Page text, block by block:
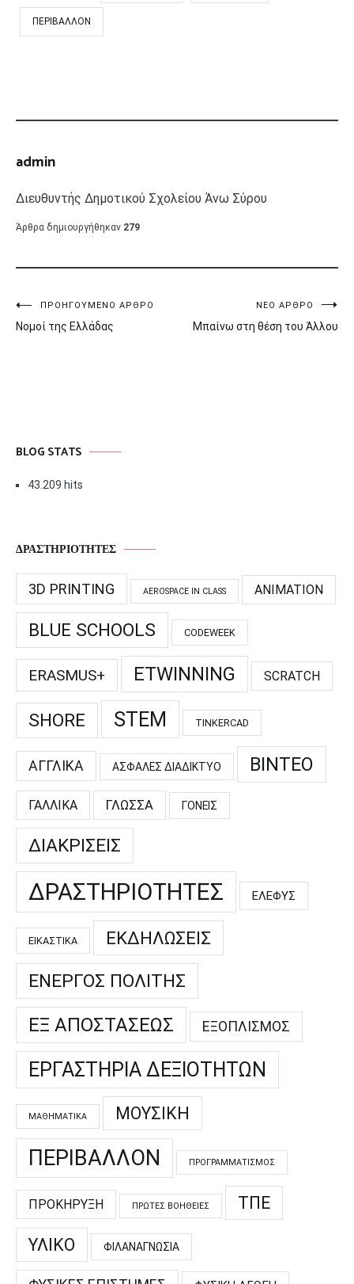
ΠΕΡΙΒΆΛΛΟΝ
admin
Διευθυντής Δημοτικού Σχολείου Άνω Σύρου
Άρθρα δημιουργήθηκαν 279
Πλοήγηση
άρθρων
ΠΡΟΗΓΟΎΜΕΝΟ ΆΡΘΡΟ
Νομοί της Ελλάδας
ΝΈΟ ΆΡΘΡΟ
Μπαίνω στη θέση του Άλλου
BLOG STATS
43.209 hits
ΔΡΑΣΤΗΡΙΌΤΗΤΕΣ
3D PRINTING AEROSPACE IN CLASS ANIMATION
BLUE SCHOOLS CODEWEEK
ERASMUS+ ETWINNING SCRATCH
SHORE STEM TINKERCAD
ΑΓΓΛΙΚΆ ΑΣΦΑΛΈΣ ΔΙΑΔΊΚΤΥΟ ΒΊΝΤΕΟ
ΓΑΛΛΙΚΆ ΓΛΏΣΣΑ ΓΟΝΕΊΣ
ΔΙΑΚΡΊΣΕΙΣ
ΔΡΑΣΤΗΡΙΌΤΗΤΕΣ ΕΛΕΦΥΣ
ΕΙΚΑΣΤΙΚΆ ΕΚΔΗΛΏΣΕΙΣ
ΕΝΕΡΓΌΣ ΠΟΛΊΤΗΣ
ΕΞ ΑΠΟΣΤΆΣΕΩΣ ΕΞΟΠΛΙΣΜΌΣ
ΕΡΓΑΣΤΉΡΙΑ ΔΕΞΙΟΤΉΤΩΝ
ΜΑΘΗΜΑΤΙΚΆ ΜΟΥΣΙΚΉ
ΠΕΡΙΒΆΛΛΟΝ ΠΡΟΓΡΑΜΜΑΤΙΣΜΌΣ
ΠΡΟΚΉΡΥΞΗ ΠΡΏΤΕΣ ΒΟΉΘΕΙΕΣ ΤΠΕ
ΥΛΙΚΌ ΦΙΛΑΝΑΓΝΩΣΊΑ